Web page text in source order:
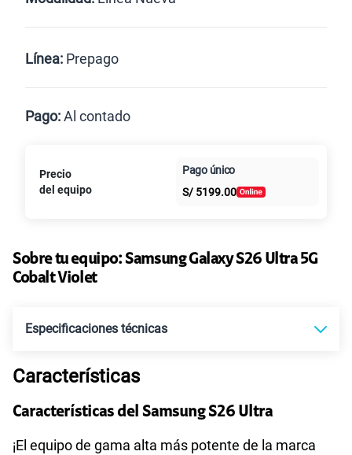
Renovación Celular liberado
Línea: Prepago
Postpago
Pago:Al contado
Al contado Cuotas Claro
intereses
Precio
del equipo
Pago único
S/ 5199.00
Sobre tu equipo: SamsungGalaxy S26 Ultra 5G
Cobalt Violet
Especificaciones técnicas
Tecnología de Pantalla
Sistema operativo Android 16
Características
Características del Samsung S26 Ultra
¡El equipo de gama alta más potente de la marca